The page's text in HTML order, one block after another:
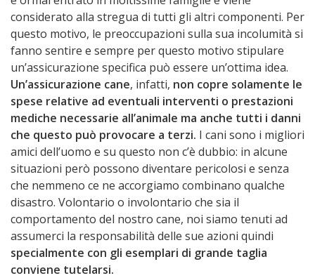
considerato alla stregua di tutti gli altri componenti. Per
questo motivo, le preoccupazioni sulla sua incolumità si
fanno sentire e sempre per questo motivo stipulare
un’assicurazione specifica può essere un’ottima idea.
Un’assicurazione cane, infatti, non copre solamente le
spese relative ad eventuali interventi o prestazioni
mediche necessarie all’animale ma anche tutti i danni
che questo può provocare a terzi. I cani sono i migliori
amici dell’uomo e su questo non c’è dubbio: in alcune
situazioni però possono diventare pericolosi e senza
che nemmeno ce ne accorgiamo combinano qualche
disastro. Volontario o involontario che sia il
comportamento del nostro cane, noi siamo tenuti ad
assumerci la responsabilità delle sue azioni quindi
specialmente con gli esemplari di grande taglia
conviene tutelarsi.